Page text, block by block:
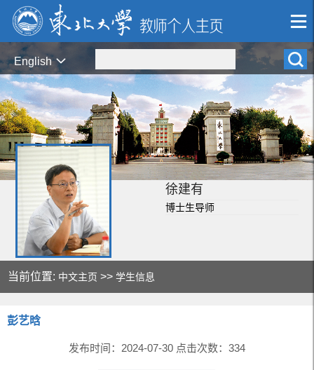
English
徐建有
博士生导师
当前位置: 中文主页 >>学生信息
彭艺晗
发布时间：2024-07-30 点击次数： 334